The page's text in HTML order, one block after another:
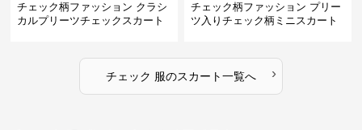
チェック柄ファッション クラシ
カルプリーツチェックスカート
チェック柄ファッション プリー
ツ入りチェック柄ミニスカート
チェック 服のスカート一覧へ ›